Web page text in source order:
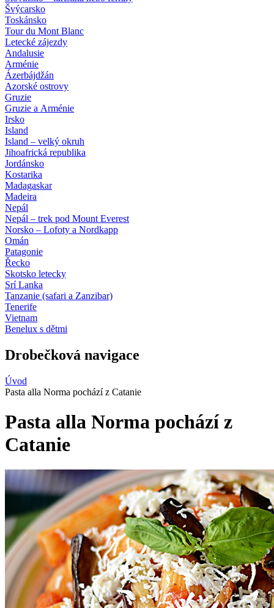
Švýcarsko
Toskánsko
Tour du Mont Blanc
Letecké zájezdy
Andalusie
Arménie
Ázerbájdžán
Azorské ostrovy
Gruzie
Gruzie a Arménie
Irsko
Island
Island – velký okruh
Jihoafrická republika
Jordánsko
Kostarika
Madagaskar
Madeira
Nepál
Nepál – trek pod Mount Everest
Norsko – Lofoty a Nordkapp
Omán
Patagonie
Řecko
Skotsko letecky
Srí Lanka
Tanzanie (safari a Zanzibar)
Tenerife
Vietnam
Benelux s dětmi
Drobečková navigace
Úvod
Pasta alla Norma pochází z Catanie
Pasta alla Norma pochází z
Catanie